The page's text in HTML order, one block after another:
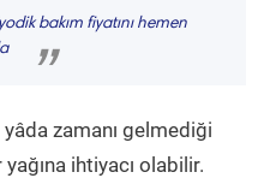
bakım fiyatını hemen
”
zamanı gelmediği
ihtiyacı olabilir.